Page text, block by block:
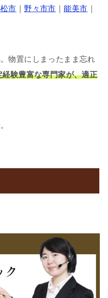
市 野々市市 ｜能美市
物置にしまったまま忘れ
経験豊富な専門家が、適正